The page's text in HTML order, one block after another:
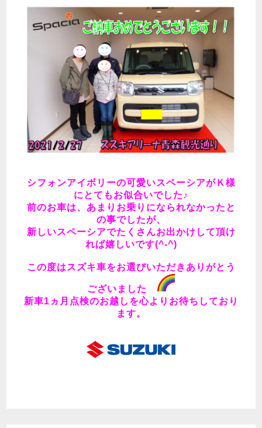
シフォンアイボリーの可愛いスペーシアがＫ様
にとてもお似合いでした♪
前のお車は、あまりお乗りになられなかったと
の事でしたが、
新しいスペーシアでたくさんお出かけして頂け
れば嬉しいです(^-^)
この度はスズキ車をお選びいただきありがとう
ございました
新車1ヵ月点検のお越しを心よりお待ちしており
ます。